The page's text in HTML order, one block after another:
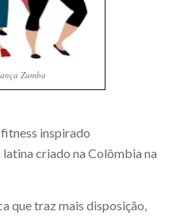
Zumba
inspirado
criado na Colômbia na
que traz mais disposição,